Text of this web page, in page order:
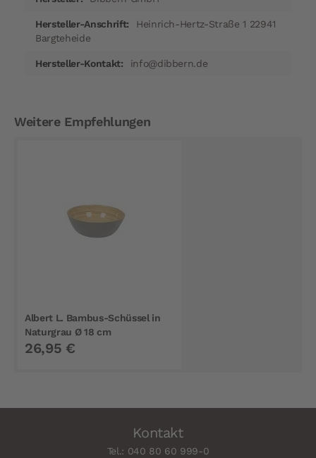
Heinrich-Hertz-Straße 1 22941
Bargteheide
info@dibbern.de
Weitere Empfehlungen
Albert L. Bambus-Schüssel in
Naturgrau Ø 18 cm
26,95 €
Kontakt
Tel.: 040 80 60 999-0